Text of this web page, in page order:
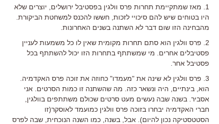
1. מאז שמתקיימת תחרות פרס וולגין בפסטיבל ירושלים, יוצרים שלא
היו בטוחים שיש להם סיכויי לזכות, חששו להכנס למשחטת הביקורת.
מהבחינה הזו שום דבר לא השתנה בשנים האחרונות.
2. פרס וולגין הוא סתם תחרות מקומית שאין לו כל משמעות לעניין
פסטיבלים אחרים. מי שמשתתף בתחרות הזו יכול להשתתף בכל
פסטיבל אחר.
3. פרס וולגין לא שינה את "מעמדו" כחוזה את זוכה פרס האקדמיה.
הוא, בינתיים, היה ונשאר כזה. מה שהשתנה זו כמות הסרטים. אני
אסביר. בשנה שבה נעשים מעט סרטים שכולם משתתפים בוולגין,
חברי האקדמיה יבחרו בזוכה פרס וולגין כמועמד לאוסקר(זו
הסטטסטיקה נכון להיום). אבל, בשנה, כמו השנה הנוכחית, שבה לפרס